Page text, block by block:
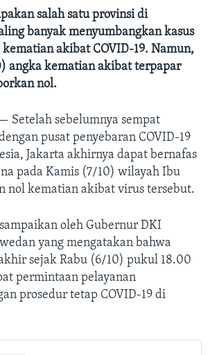
salah satu provinsi di
banyak menyumbangkan kasus
akibat COVID-19. Namun,
angka kematian akibat terpapar
nol.
Setelah sebelumnya sempat
pusat penyebaran COVID-19
Jakarta akhirnya dapat bernafas
pada Kamis (7/10) wilayah Ibu
nol kematian akibat virus tersebut.
oleh Gubernur DKI
yang mengatakan bahwa
sejak Rabu (6/10) pukul 18.00
permintaan pelayanan
prosedur tetap COVID-19 di